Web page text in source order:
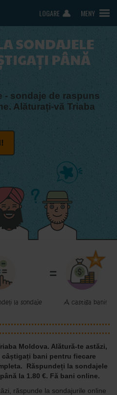
MENY
LOGARE
SONDAJELE
PÂNĂ
- sondaje de raspuns
Alăturați-vă Triaba
la sondaje
=
A castiga bani!
Moldova. Alătură-te astăzi,
bani pentru fiecare
Răspundeți la sondajele
la 1.80 €. Fă bani online.
răspunde la sondajurile online